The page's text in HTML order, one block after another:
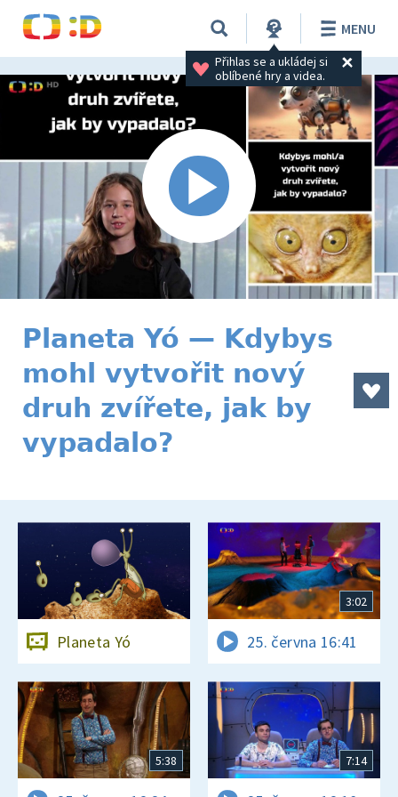
Přihlas se a ukládej si
oblíbené hry a videa.
MENU
Planeta Yó — Kdybys
mohl vytvořit nový
druh zvířete, jak by
vypadalo?
Planeta Yó
3:02
25. června 16:41
5:38 7:14